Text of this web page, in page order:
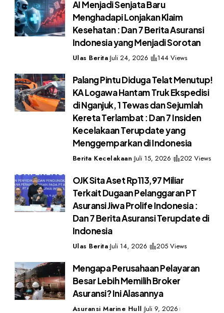
AI Menjadi Senjata Baru
Menghadapi Lonjakan Klaim
Kesehatan : Dan 7 Berita Asuransi
Indonesia yang Menjadi Sorotan
Ulas Berita Juli 24, 2026 144 Views
Palang Pintu Diduga Telat Menutup!
KA Logawa Hantam Truk Ekspedisi
di Nganjuk, 1 Tewas dan Sejumlah
Kereta Terlambat : Dan 7 Insiden
Kecelakaan Terupdate yang
Menggemparkan di Indonesia
Berita Kecelakaan Juli 15, 2026 202 Views
OJK Sita Aset Rp113,97 Miliar
Terkait Dugaan Pelanggaran PT
Asuransi Jiwa Prolife Indonesia :
Dan 7 Berita Asuransi Terupdate di
Indonesia
Ulas Berita Juli 14, 2026 205 Views
Mengapa Perusahaan Pelayaran
Besar Lebih Memilih Broker
Asuransi? Ini Alasannya
Asuransi Marine Hull Juli 9, 2026